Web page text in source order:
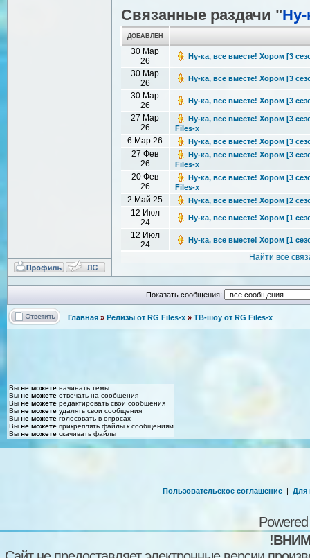
Связанные раздачи "Ну-
ДОБАВЛЕН
30 Мар
26
Ну-ка, все вместе! Хором [3
30 Мар
26
Ну-ка, все вместе! Хором [3
30 Мар
26
Ну-ка, все вместе! Хором [3
27 Мар
26
Ну-ка, все вместе! Хором [3
Files-x
6 Мар 26 Ну-ка, все вместе! Хором [3
27 Фев
26
Ну-ка, все вместе! Хором [3
Files-x
20 Фев
26
Ну-ка, все вместе! Хором [3
Files-x
2 Май 25 Ну-ка, все вместе! Хором [2
12 Июл
24
Ну-ка, все вместе! Хором [1
12 Июл
24
Ну-ка, все вместе! Хором [1
Найти все
Показать сообщения:
Главная » Релизы от RG Files-x » ТВ-шоу от RG Files-x
Вы не можете начинать темы
Вы не можете отвечать на сообщения
Вы не можете редактировать свои сообщения
Вы не можете удалять свои сообщения
Вы не можете голосовать в опросах
Вы не можете прикреплять файлы к сообщениям
Вы не можете скачивать файлы
Пользовательское соглашение | Для